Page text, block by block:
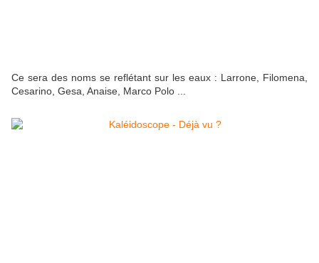
Ce sera des noms se reflétant sur les eaux : Larrone, Filomena,
Cesarino, Gesa, Anaise, Marco Polo ...